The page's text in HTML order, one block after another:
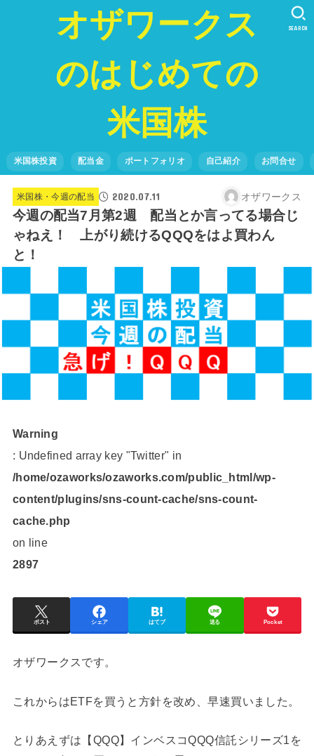
オザワークス
のはじめての
米国株
米国株投資 配当金 ポートフォリオ 自己紹介 お問合せ
SEARCH
米国株・今週の配当 2020.07.11 オザワークス
今週の配当7月第2週 配当とか言ってる場合じ
ゃねえ！ 上がり続けるQQQをはよ買わん
と！
Warning
: Undefined array key "Twitter" in
/home/ozaworks/ozaworks.com/public_html/wp-
content/plugins/sns-count-cache/sns-count-
cache.php
on line
2897
ポスト シェア はてブ 送る Pocket
オザワークスです。
これからはETFを買うと方針を改め、早速買いました。
とりあえずは【QQQ】インベスコQQQ信託シリーズ1を